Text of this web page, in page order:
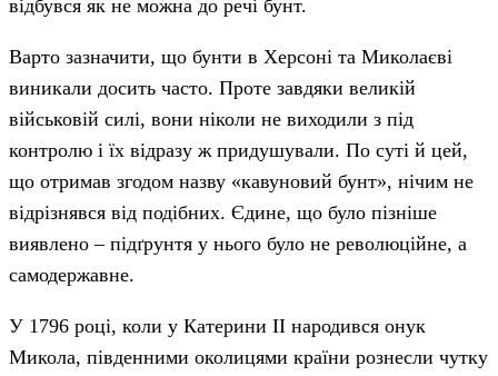
відбувся як не можна до речі бунт.
Варто зазначити, що бунти в Херсоні та Миколаєві
виникали досить часто. Проте завдяки великій
військовій силі, вони ніколи не виходили з під
контролю і їх відразу ж придушували. По суті й цей,
що отримав згодом назву «кавуновий бунт», нічим не
відрізнявся від подібних. Єдине, що було пізніше
виявлено – підґрунтя у нього було не революційне, а
самодержавне.
У 1796 році, коли у Катерини II народився онук
Микола, південними околицями країни рознесли чутку